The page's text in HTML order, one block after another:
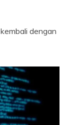
dengan